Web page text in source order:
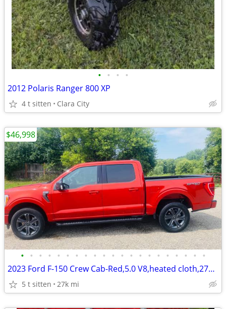
• • • •
2012 Polaris Ranger 800 XP
4 t sitten Clara City
• • • • • • • • • • • • • • • • • • • • •
2023 Ford F-150 Crew Cab-Red,5.0 V8,heated cloth,27k,NICE RARE TRUCK
5 t sitten 27k mi
$46,998